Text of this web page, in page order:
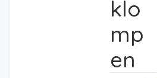
klo
mp
en